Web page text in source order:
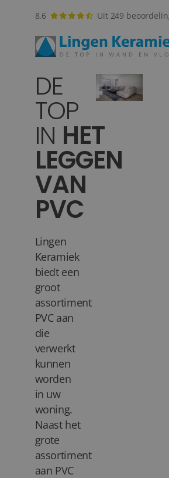
8.6 Uit 249
DE
TOP
IN HET
LEGGEN
VAN
PVC
Lingen
Keramiek
biedt een
groot
assortiment
PVC aan
die
verwerkt
kunnen
worden
in uw
woning.
Naast het
grote
assortiment
aan PVC